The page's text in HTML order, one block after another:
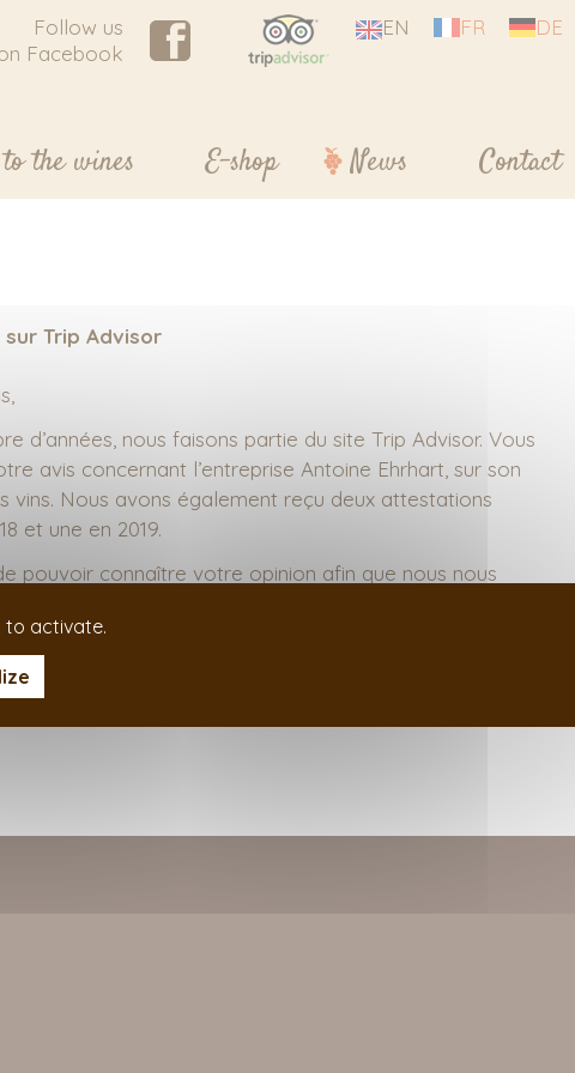
EN FR DE
Follow us
Facebook
the wines E-shop News Contact
Trip Advisor
d’années, nous faisons partie du site Trip Advisor. Vous
avis concernant l’entreprise Antoine Ehrhart, sur son
vins. Nous avons également reçu deux attestations
et une en 2019.
pouvoir connaître votre opinion afin que nous nous
to activate.